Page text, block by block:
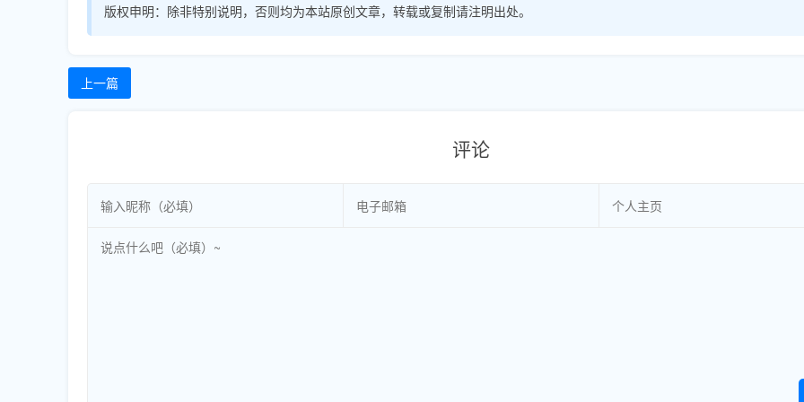
版权申明： 除非特别说明，否则均为本站原创文章，转载或复制请注明出处。
上一篇
评论